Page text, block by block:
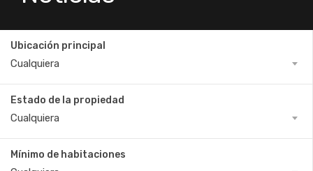
Ubicación principal
Cualquiera
Estado de la propiedad
Cualquiera
Mínimo de habitaciones